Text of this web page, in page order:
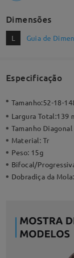
Dimensões
L Guia de
Especificação
Tamanho:52-18-
Largura Total:139
Tamanho
Material: Tr
Peso: 15g
Bifocal/
Dobradiça da Mola: